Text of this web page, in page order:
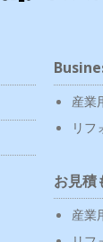
産業
リフ
お見積
産業